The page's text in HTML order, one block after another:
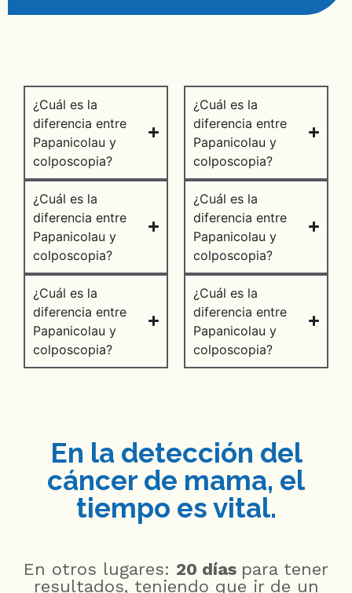
¿Cuál es la
diferencia entre
Papanicolau y
colposcopia?
¿Cuál es la
diferencia entre
Papanicolau y
colposcopia?
¿Cuál es la
diferencia entre
Papanicolau y
colposcopia?
¿Cuál es la
diferencia entre
Papanicolau y
colposcopia?
¿Cuál es la
diferencia entre
Papanicolau y
colposcopia?
¿Cuál es la
diferencia entre
Papanicolau y
colposcopia?
En la detección del
cáncer de mama, el
tiempo es vital.
En otros lugares: 20 días para tener
resultados, teniendo que ir de un